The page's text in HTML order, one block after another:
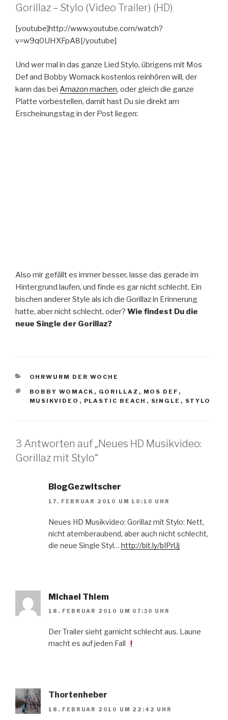
Gorillaz – Stylo (Video Trailer) (HD)
[youtube]http://www.youtube.com/watch?
v=w9q0UHXFpA8[/youtube]
Und wer mal in das ganze Lied Stylo, übrigens mit Mos
Def and Bobby Womack kostenlos reinhören will, der
kann das bei Amazon machen, oder gleich die ganze
Platte vorbestellen, damit hast Du sie direkt am
Erscheinungstag in der Post liegen:
Also mir gefällt es immer besser, lasse das gerade im
Hintergrund laufen, und finde es gar nicht schlecht. Ein
bischen anderer Style als ich die Gorillaz in Erinnerung
hatte, aber nicht schlecht, oder? Wie findest Du die
neue Single der Gorillaz?
KATEGORIEN
OHRWURM DER WOCHE
SCHLAGWÖRTER
BOBBY WOMACK , GORILLAZ , MOS DEF ,
MUSIKVIDEO , PLASTIC BEACH , SINGLE , STYLO
3 Antworten auf „Neues HD Musikvideo:
Gorillaz mit Stylo“
BlogGezwitscher
17. FEBRUAR 2010 UM 10:10 UHR
Neues HD Musikvideo: Gorillaz mit Stylo: Nett,
nicht atemberaubend, aber auch nicht schlecht,
die neue Single Styl… http://bit.ly/bIPrUj
Michael Thiem
18. FEBRUAR 2010 UM 07:30 UHR
Der Trailer sieht garnicht schlecht aus. Laune
macht es auf jeden Fall
Thortenheber
18. FEBRUAR 2010 UM 22:42 UHR